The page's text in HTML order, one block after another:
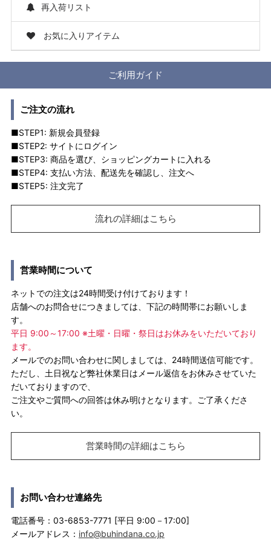
再入荷リスト
お気に入りアイテム
ご利用ガイド
ご注文の流れ
■STEP1: 新規会員登録
■STEP2: サイトにログイン
■STEP3: 商品を選び、ショッピングカートに入れる
■STEP4: 支払い方法、配送先を確認し、注文へ
■STEP5: 注文完了
流れの詳細はこちら
営業時間について
ネットでの注文は24時間受け付けております！
店舗へのお問合せにつきましては、下記の時間帯にお願いしま
す。
平日 9:00～17:00 ※土曜・日曜・祭日はお休みをいただいており
ます。
メールでのお問い合わせに関しましては、24時間送信可能です。
ただし、土日祝など弊社休業日はメール返信をお休みさせていた
だいておりますので、
ご注文やご質問への回答は休み明けとなります。ご了承くださ
い。
営業時間の詳細はこちら
お問い合わせ連絡先
電話番号：03-6853-7771 [平日 9:00－17:00]
メールアドレス： info@buhindana.co.jp